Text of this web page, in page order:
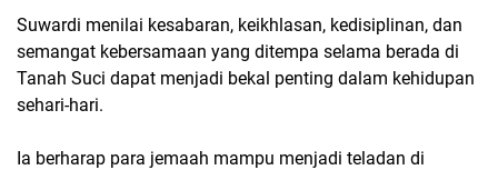
Suwardi menilai kesabaran, keikhlasan, kedisiplinan, dan
semangat kebersamaan yang ditempa selama berada di
Tanah Suci dapat menjadi bekal penting dalam kehidupan
sehari-hari.
Ia berharap para jemaah mampu menjadi teladan di